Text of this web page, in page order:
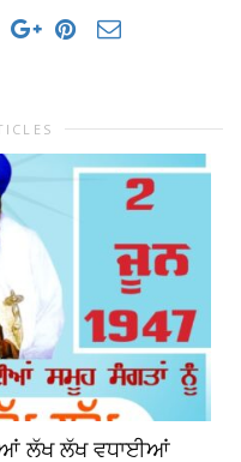
ਲੱਖ ਲੱਖ ਵਧਾਈਆਂ